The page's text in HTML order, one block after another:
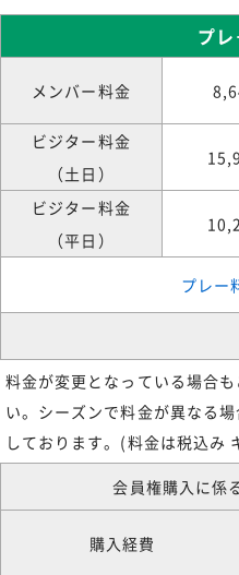
プ
メンバー料金
ビジター料金
（土日）
ビジター料金
（平日）
プレー
料金が変更となっている場合
い。シーズンで料金が異なる
しております。(料金は税込み
会員権購入に係
購入経費